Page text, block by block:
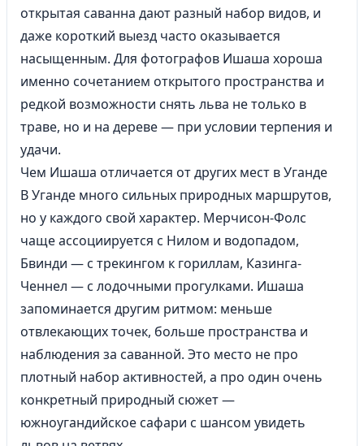
открытая саванна дают разный набор видов, и
даже короткий выезд часто оказывается
насыщенным. Для фотографов Ишаша хороша
именно сочетанием открытого пространства и
редкой возможности снять льва не только в
траве, но и на дереве — при условии терпения и
удачи.
Чем Ишаша отличается от других мест в Уганде
В Уганде много сильных природных маршрутов,
но у каждого свой характер. Мерчисон-Фолс
чаще ассоциируется с Нилом и водопадом,
Бвинди — с трекингом к гориллам, Казинга-
Ченнел — с лодочными прогулками. Ишаша
запоминается другим ритмом: меньше
отвлекающих точек, больше пространства и
наблюдения за саванной. Это место не про
плотный набор активностей, а про один очень
конкретный природный сюжет —
южноугандийское сафари с шансом увидеть